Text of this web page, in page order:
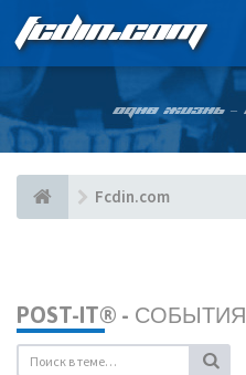
FCDIN.COM
ОДНА ЖИЗНЬ –
Fcdin.com
POST-IT® -